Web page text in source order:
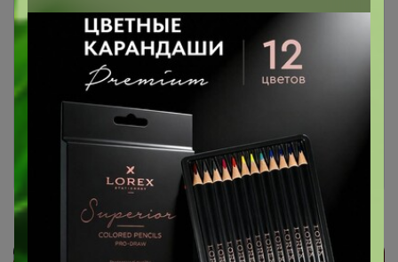
Чтобы ответить или задать вопрос
необходимо авторизоваться на сайте
Войти Зарегистрироваться